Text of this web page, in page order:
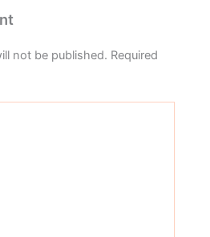
not be published. Required